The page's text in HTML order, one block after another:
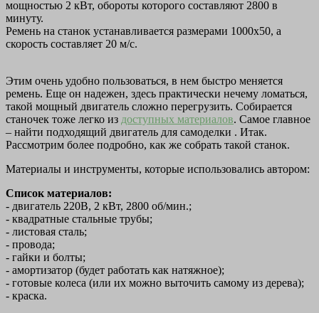
мощностью 2 кВт, обороты которого составляют 2800 в
минуту.
Ремень на станок устанавливается размерами 1000x50, а
скорость составляет 20 м/c.
Этим очень удобно пользоваться, в нем быстро меняется
ремень. Еще он надежен, здесь практически нечему ломаться,
такой мощный двигатель сложно перегрузить. Собирается
станочек тоже легко из доступных материалов. Самое главное
– найти подходящий двигатель для самоделки . Итак.
Рассмотрим более подробно, как же собрать такой станок.
Материалы и инструменты, которые использовались автором:
Список материалов:
- двигатель 220В, 2 кВт, 2800 об/мин.;
- квадратные стальные трубы;
- листовая сталь;
- провода;
- гайки и болты;
- амортизатор (будет работать как натяжное);
- готовые колеса (или их можно выточить самому из дерева);
- краска.